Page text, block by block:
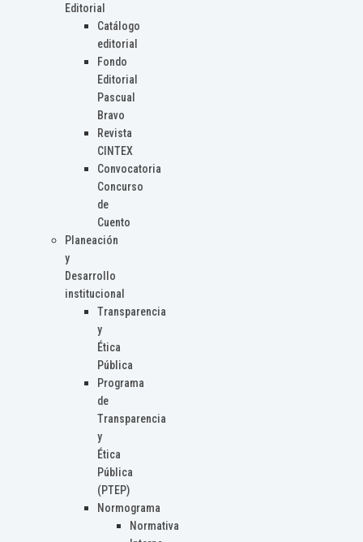
Editorial
Catálogo
editorial
Fondo
Editorial
Pascual
Bravo
Revista
CINTEX
Convocatoria
Concurso
de
Cuento
Planeación
y
Desarrollo
institucional
Transparencia
y
Ética
Pública
Programa
de
Transparencia
y
Ética
Pública
(PTEP)
Normograma
Normativa